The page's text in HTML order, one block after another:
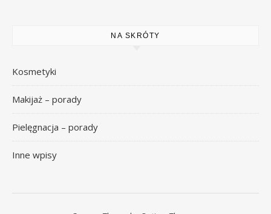
NA SKRÓTY
Kosmetyki
Makijaż – porady
Pielęgnacja – porady
Inne wpisy